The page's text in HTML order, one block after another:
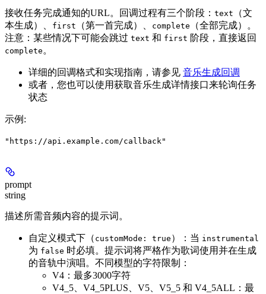
接收任务完成通知的URL。回调过程有三个阶段： text
（文
本生成）、
first （第一首完成）、 complete
（全部完成）。
注意：某些情况下可能会跳过 text 和 first 阶段，直接返回
complete 。
详细的回调格式和实现指南，请参见 音乐生成回调
或者，您也可以使用获取音乐生成详情接口来轮询任务
状态
示例 :
"https://api.example.com/callback"
prompt
string
描述所需音频内容的提示词。
自定义模式下（ customMode: true ）：当 instrumental
为 false 时必填。提示词将严格作为歌词使用并在生成
的音轨中演唱。不同模型的字符限制：
V4 ：最多3000字符
V4_5、V4_5PLUS、V5、V5_5 和 V4_5ALL ：最